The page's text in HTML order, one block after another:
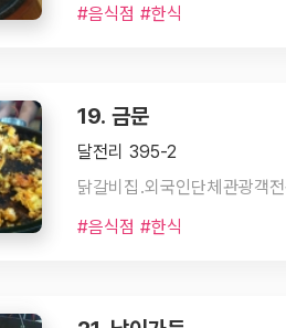
#음식점 #한식
19. 금문
달전리 395-2
닭갈비집.외국인단체관광객
#음식점 #한식